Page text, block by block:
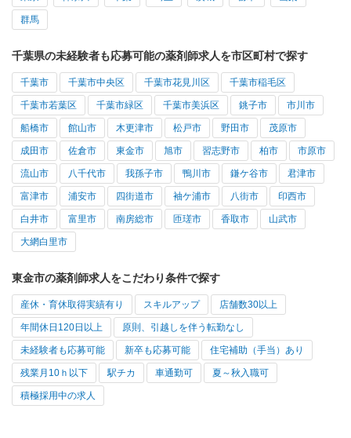
群馬
千葉県の未経験者も応募可能の薬剤師求人を市区町村で探す
千葉市 千葉市中央区 千葉市花見川区 千葉市稲毛区
千葉市若葉区 千葉市緑区 千葉市美浜区 銚子市 市川市
船橋市 館山市 木更津市 松戸市 野田市 茂原市
成田市 佐倉市 東金市 旭市 習志野市 柏市 市原市
流山市 八千代市 我孫子市 鴨川市 鎌ケ谷市 君津市
富津市 浦安市 四街道市 袖ケ浦市 八街市 印西市
白井市 富里市 南房総市 匝瑳市 香取市 山武市
大網白里市
東金市の薬剤師求人をこだわり条件で探す
産休・育休取得実績有り スキルアップ 店舗数30以上
年間休日120日以上 原則、引越しを伴う転勤なし
未経験者も応募可能 新卒も応募可能 住宅補助（手当）あり
残業月10ｈ以下 駅チカ 車通勤可 夏～秋入職可
積極採用中の求人